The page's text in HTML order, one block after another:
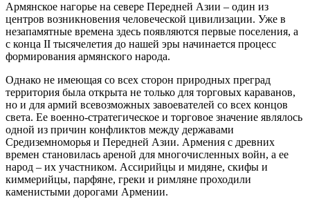
Армянское нагорье на севере Передней Азии – один из
центров возникновения человеческой цивилизации. Уже в
незапамятные времена здесь появляются первые поселения, а
с конца II тысячелетия до нашей эры начинается процесс
формирования армянского народа.
Однако не имеющая со всех сторон природных преград
территория была открыта не только для торговых караванов,
но и для армий всевозможных завоевателей со всех концов
света. Ее военно-стратегическое и торговое значение являлось
одной из причин конфликтов между державами
Средиземноморья и Передней Азии. Армения с древних
времен становилась ареной для многочисленных войн, а ее
народ – их участником. Ассирийцы и мидяне, скифы и
киммерийцы, парфяне, греки и римляне проходили
каменистыми дорогами Армении.